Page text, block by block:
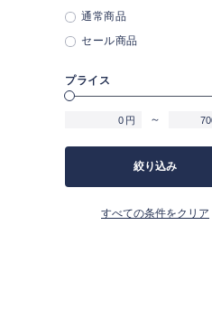
通常商品
セール商品
プライス
円 ～
絞り込み
すべての条件をクリア